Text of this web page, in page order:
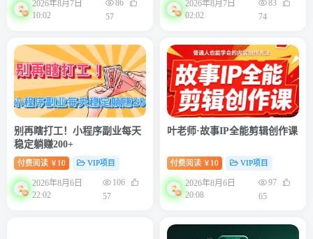
2026年8月7日
10:02
86
57
2026年8月7日
02:02
83
74
别再瞎打工！小程序副业每天
稳定躺赚200+
付费阅读 ￥ 10 VIP项目
2026年8月6日
22:02
106
57
叶老师·故事IP全能剪辑创作课
付费阅读 ￥ 10 VIP项目
2026年8月6日
20:08
97
65